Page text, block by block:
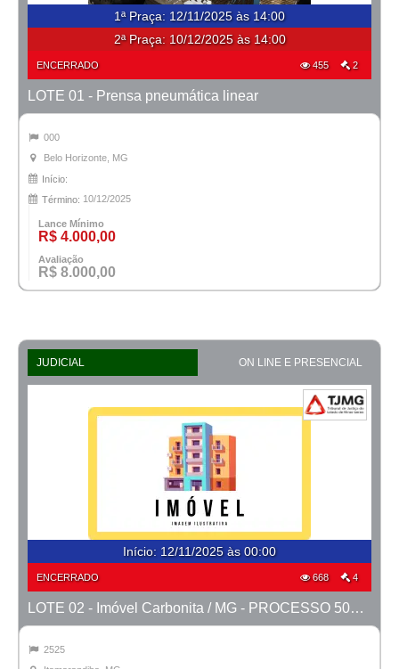
1ª Praça: 12/11/2025 às 14:00
2ª Praça: 10/12/2025 às 14:00
ENCERRADO 455 2
LOTE 01 - Prensa pneumática linear
000
Belo Horizonte, MG
Início:
Término: 10/12/2025
Lance Mínimo
R$ 4.000,00
Avaliação
R$ 8.000,00
JUDICIAL ON LINE E PRESENCIAL
Início: 12/11/2025 às 00:00
ENCERRADO 668 4
LOTE 02 - Imóvel Carbonita / MG - PROCESSO 5001127-40.2023-TJMG- COMARCA DE ITAMARANDIBA
2525